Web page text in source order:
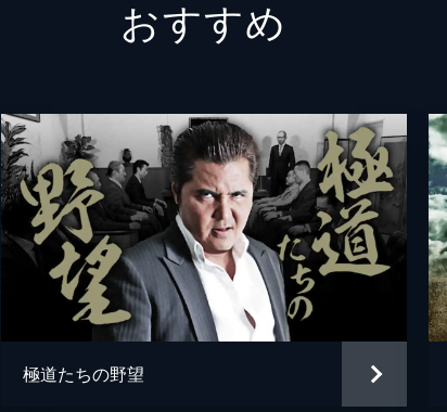
おすすめ
極道たちの野望